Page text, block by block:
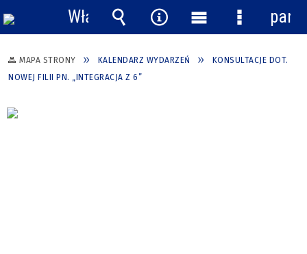
MAPA STRONY KALENDARZ WYDARZEŃ
KONSULTACJE DOT.
NOWEJ FILII PN. „INTEGRACJA Z 6”
Włącz
powiadomienia
Wyszukiwarka
Narzędzia
Menu
główne
Menu
panel